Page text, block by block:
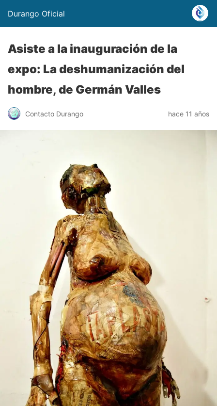
Durango Oficial
Asiste a la inauguración de la
expo: La deshumanización del
hombre, de Germán Valles
Contacto Durango hace 11 años